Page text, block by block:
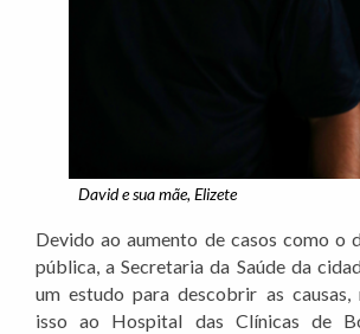
David e sua mãe, Elizete
Devido ao aumento de casos como o
pública, a Secretaria da Saúde da
um estudo para descobrir as causas,
isso ao Hospital das Clínicas de